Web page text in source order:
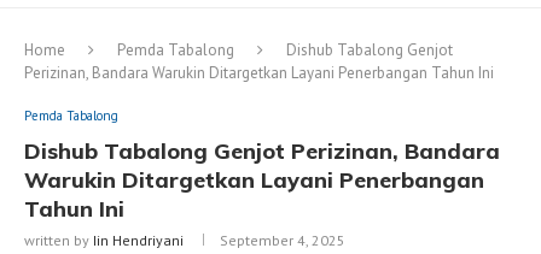
Home Pemda Tabalong
Dishub Tabalong Genjot
Perizinan, Bandara Warukin Ditargetkan Layani Penerbangan Tahun Ini
Pemda Tabalong
Dishub Tabalong Genjot Perizinan, Bandara
Warukin Ditargetkan Layani Penerbangan
Tahun Ini
written by Iin Hendriyani September 4, 2025